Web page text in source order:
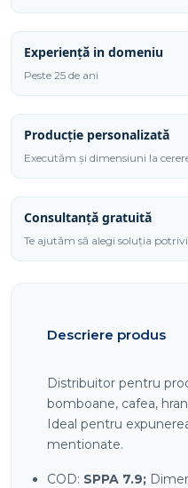
7.9
Experiență in domeniu
Peste 25 de ani
Producție personalizată
Executăm și dimensiuni la
Consultanță gratuită
Te ajutăm să alegi soluția
Descriere produs
Distribuitor pentru
bomboane, cafea,
Ideal pentru
mentionate.
COD: SPPA 7.9;